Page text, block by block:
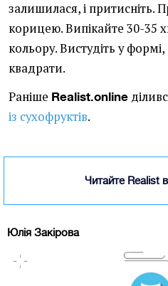
залишилася, і притисніть.
корицею. Випікайте 30-35
кольору. Вистудіть у
квадрати.
Раніше Realist.online
із сухофруктів.
Читайте Realist
Юлія Закірова